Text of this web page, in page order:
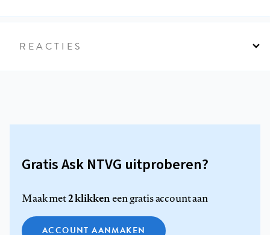
REACTIES
Gratis Ask NTVG uitproberen?
Maak met2 klikkeneen gratis account aan
ACCOUNT AANMAKEN